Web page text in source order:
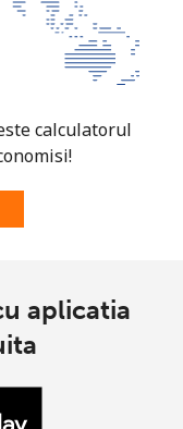
calculatorul
aplicatia